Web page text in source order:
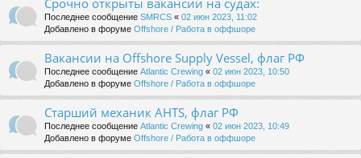
Срочно открыты вакансии на судах:
Последнее сообщение SMRCS « 02 июн 2023, 11:02
Добавлено в форуме Offshore / Работа в оффшоре
Вакансии на Offshore Supply Vessel, флаг РФ
Последнее сообщение Atlantic Crewing « 02 июн 2023, 10:50
Добавлено в форуме Offshore / Работа в оффшоре
Старший механик AHTS, флаг РФ
Последнее сообщение Atlantic Crewing « 02 июн 2023, 10:49
Добавлено в форуме Offshore / Работа в оффшоре